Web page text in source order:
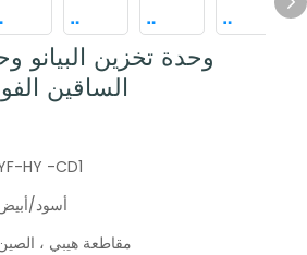
وحدة تخزين البيانو
الساقين
HY -CD1
أسود/
مقاطعة هيبي ،